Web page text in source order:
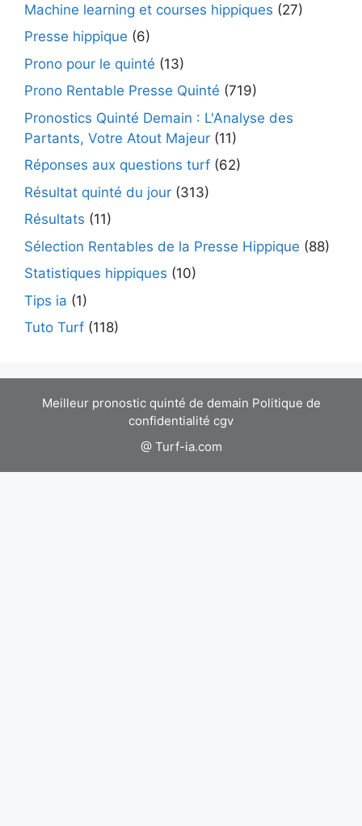
Machine learning et courses hippiques (27)
Presse hippique (6)
Prono pour le quinté (13)
Prono Rentable Presse Quinté (719)
Pronostics Quinté Demain : L'Analyse des
Partants, Votre Atout Majeur (11)
Réponses aux questions turf (62)
Résultat quinté du jour (313)
Résultats (11)
Sélection Rentables de la Presse Hippique (88)
Statistiques hippiques (10)
Tips ia (1)
Tuto Turf (118)
Meilleur pronostic quinté de demain Politique de
confidentialité cgv
@ Turf-ia.com